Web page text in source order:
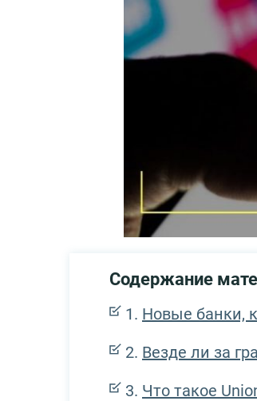
Содержание
Новые банки,
Везде ли за
Что такое